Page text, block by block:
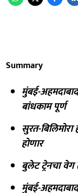
Summary
मुंबई-
बांधकाम पूर्ण
सुरत-
होणार
बुलेट ट्रेनचा वेग
मुंबई-